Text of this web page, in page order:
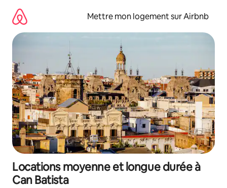
directement
contenu
Mettre mon logement sur Airbnb
Locations moyenne et longue durée à
Can Batista